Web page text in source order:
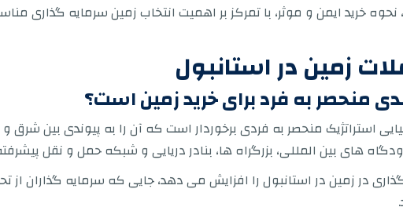
نحوه خرید ایمن و موثر، با تمرکز بر اهمیت انتخاب زمین سرمایه گذاری
زمین در استانبول
منحصر به فرد برای خرید زمین است؟
استراتژیک منحصر به فردی برخوردار است که آن را به پیوندی بین
های بین المللی، بزرگراه ها، بنادر دریایی و شبکه حمل و نقل
در زمین در استانبول را افزایش می دهد، جایی که سرمایه